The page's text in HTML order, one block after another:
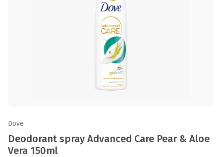
Dove
Deodorant spray Advanced Care Pear & Aloe
Vera 150ml